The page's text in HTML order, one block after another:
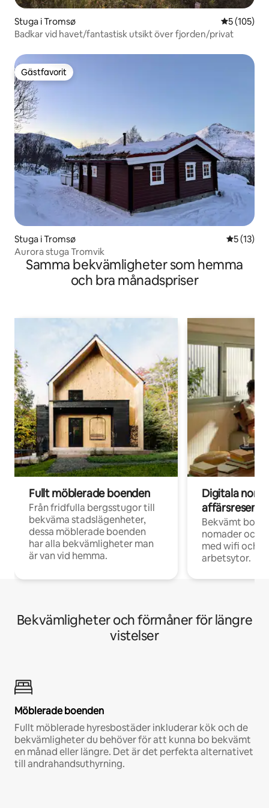
Stuga i Tromsø 5 av 5 i
5 (105)
Badkar vid havet/fantastisk utsikt över fjorden/privat
Gästfavorit
Gästfavorit
Stuga i Tromsø 5 av 5 i
5 (13)
Aurora stuga Tromvik
Samma bekvämligheter som hemma
och bra månadspriser
Fullt möblerade boenden
Från fridfulla bergsstugor till
bekväma stadslägenheter,
dessa möblerade boenden
har alla bekvämligheter man
är van vid hemma.
Digitala
Bekvämt
nomader och
med wifi och
arbetsytor.
Bekvämligheter och förmåner för längre
vistelser
Möblerade boenden
Fullt möblerade hyresbostäder inkluderar kök och de
bekvämligheter du behöver för att kunna bo bekvämt
en månad eller längre. Det är det perfekta alternativet
till andrahandsuthyrning.